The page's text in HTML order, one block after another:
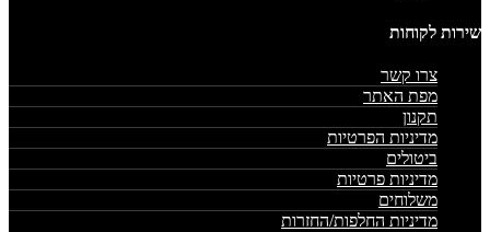
שירות לקוחות
צרו קשר
מפת האתר
תקנון
מדיניות הפרטיות
ביטולים
מדיניות פרטיות
משלוחים
מדיניות החלפות/החזרות